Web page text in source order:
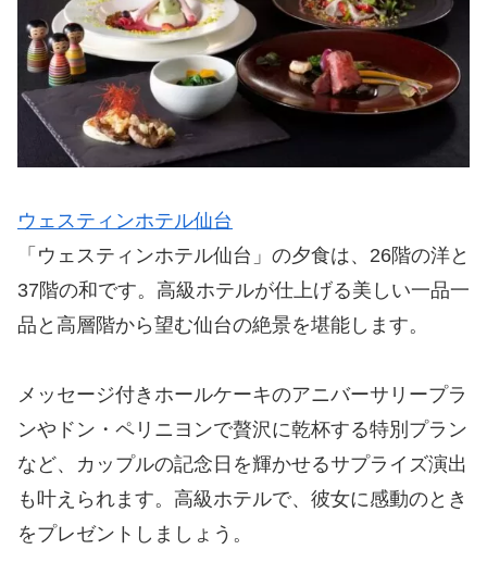
ウェスティンホテル仙台
「ウェスティンホテル仙台」の夕食は、26階の洋と
37階の和です。高級ホテルが仕上げる美しい一品一
品と高層階から望む仙台の絶景を堪能します。
メッセージ付きホールケーキのアニバーサリープラ
ンやドン・ペリニヨンで贅沢に乾杯する特別プラン
など、カップルの記念日を輝かせるサプライズ演出
も叶えられます。高級ホテルで、彼女に感動のとき
をプレゼントしましょう。